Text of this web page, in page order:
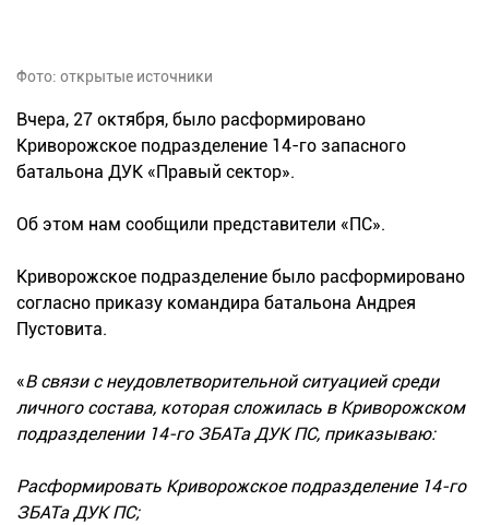
Фото: открытые источники
Вчера, 27 октября, было расформировано
Криворожское подразделение 14-го запасного
батальона ДУК «Правый сектор».
Об этом нам сообщили представители «ПС».
Криворожское подразделение было расформировано
согласно приказу командира батальона Андрея
Пустовита.
«В связи с неудовлетворительной ситуацией среди
личного состава, которая сложилась в Криворожском
подразделении 14-го ЗБАТа ДУК ПС, приказываю:
Расформировать Криворожское подразделение 14-го
ЗБАТа ДУК ПС;